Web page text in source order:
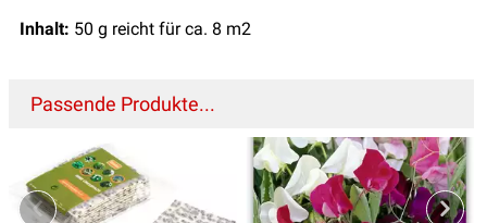
Inhalt: 50 g reicht für ca. 8 m2
Passende Produkte...